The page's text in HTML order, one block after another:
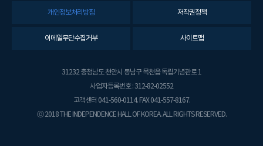
개인정보처리방침 저작권정책
이메일무단수집거부 사이트맵
31232 충청남도 천안시 동남구 목천읍 독립기념관로 1
사업자등록번호 : 312-82-02552
고객센터 041-560-0114. FAX 041-557-8167.
ⓒ 2018 THE INDEPENDENCE HALL OF KOREA. ALL RIGHTS RESERVED.